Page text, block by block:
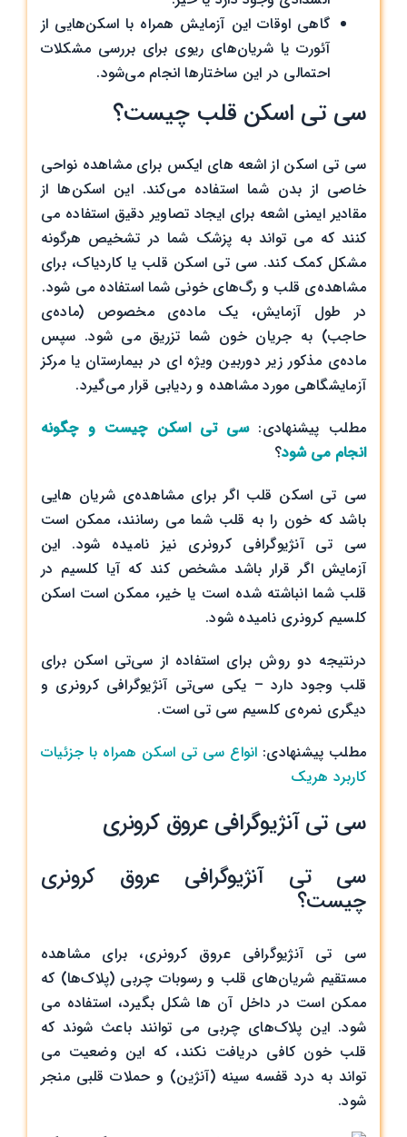
گاهی اوقات این آزمایش همراه با اسکن‌هایی از
آئورت یا شریان‌های ریوی برای بررسی مشکلات
احتمالی در این ساختارها انجام می‌شود.
سی تی اسکن قلب چیست؟
سی تی اسکن از اشعه های ایکس برای مشاهده نواحی
خاصی از بدن شما استفاده می‌کند. این اسکن‌ها از
مقادیر ایمنی اشعه برای ایجاد تصاویر دقیق استفاده می
کنند که می تواند به پزشک شما در تشخیص هرگونه
مشکل کمک کند. سی تی اسکن قلب یا کاردیاک، برای
مشاهده‌ی قلب و رگ‌های خونی شما استفاده می شود.
در طول آزمایش، یک ماده‌ی مخصوص (ماده‌ی
حاجب) به جریان خون شما تزریق می شود. سپس
ماده‌ی مذکور زیر دوربین ویژه ای در بیمارستان یا مرکز
آزمایشگاهی مورد مشاهده و ردیابی قرار می‌گیرد.
مطلب پیشنهادی:سی تی اسکن چیست و چگونه
انجام می شود؟
سی تی اسکن قلب اگر برای مشاهده‌ی شریان هایی
باشد که خون را به قلب شما می رسانند، ممکن است
سی تی آنژیوگرافی کرونری نیز نامیده شود. این
آزمایش اگر قرار باشد مشخص کند که آیا کلسیم در
قلب شما انباشته شده است یا خیر، ممکن است اسکن
کلسیم کرونری نامیده شود.
درنتیجه دو روش برای استفاده از سی‌تی اسکن برای
قلب وجود دارد – یکی سی‌تی آنژیوگرافی کرونری و
دیگری نمره‌ی کلسیم سی تی است.
مطلب پیشنهادی: انواع سی تی اسکن همراه با جزئیات
کاربرد هریک
سی تی آنژیوگرافی عروق کرونری
سی تی آنژیوگرافی عروق کرونری
چیست؟
سی تی آنژیوگرافی عروق کرونری، برای مشاهده
مستقیم شریان‌های قلب و رسوبات چربی (پلاک‌ها) که
ممکن است در داخل آن ها شکل بگیرد، استفاده می
شود. این پلاک‌های چربی می توانند باعث شوند که
قلب خون کافی دریافت نکند، که این وضعیت می
تواند به درد قفسه سینه (آنژین) و حملات قلبی منجر
شود.